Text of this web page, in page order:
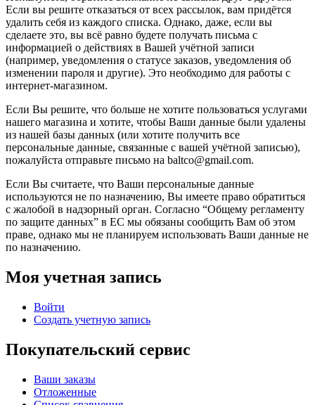
Если вы решите отказаться от всех рассылок, вам придётся
удалить себя из каждого списка. Однако, даже, если вы
сделаете это, вы всё равно будете получать письма с
информацией о действиях в Вашей учётной записи
(например, уведомления о статусе заказов, уведомления об
изменении пароля и другие). Это необходимо для работы с
интернет-магазином.
Если Вы решите, что больше не хотите пользоваться услугами
нашего магазина и хотите, чтобы Ваши данные были удалены
из нашей базы данных (или хотите получить все
персональные данные, связанные с вашей учётной записью),
пожалуйста отправьте письмо на baltco@gmail.com.
Если Вы считаете, что Ваши персональные данные
используются не по назначению, Вы имеете право обратиться
с жалобой в надзорный орган. Согласно “Общему регламенту
по защите данных” в ЕС мы обязаны сообщить Вам об этом
праве, однако мы не планируем использовать Ваши данные не
по назначению.
Моя учетная запись
Войти
Создать учетную запись
Покупательский сервис
Ваши заказы
Отложенные